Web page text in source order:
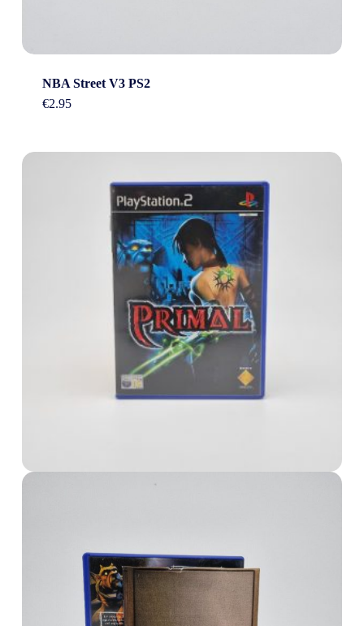
NBA Street V3 PS2
€2.95